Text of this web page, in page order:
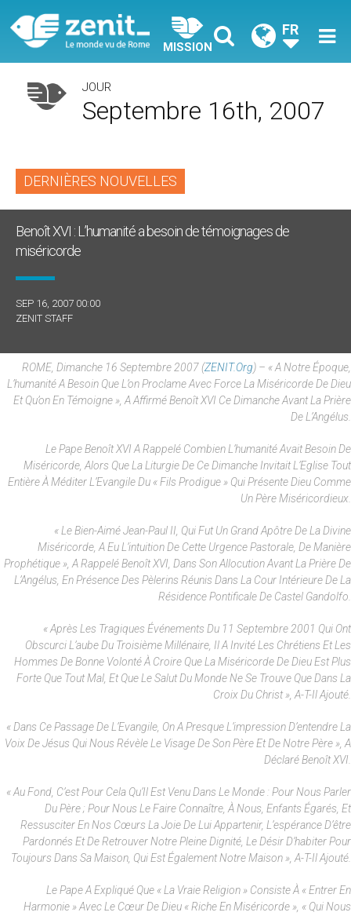
MISSION
FR
JOUR
Septembre 16th, 2007
DERNIÈRES NOUVELLES
Benoît XVI : L’humanité a besoin de témoignages de
miséricorde
SEP 16, 2007 00:00
ZENIT STAFF
ROME, Dimanche 16 Septembre 2007 (ZENIT.org) – « A Notre Époque,
L’humanité A Besoin Que L’on Proclame Avec Force La Miséricorde De Dieu
Et Qu’on En Témoigne », A Affirmé Benoît XVI Ce Dimanche Avant La Prière
De L’Angélus.
Le Pape Benoît XVI A Rappelé Combien L’humanité Avait Besoin De
Miséricorde, Alors Que La Liturgie De Ce Dimanche Invitait L’Eglise Tout
Entière À Méditer L’Evangile Du « Fils Prodigue » Qui Présente Dieu Comme
Un Père Miséricordieux.
« Le Bien-Aimé Jean-Paul II, Qui Fut Un Grand Apôtre De La Divine
Miséricorde, A Eu L’intuition De Cette Urgence Pastorale, De Manière
Prophétique », A Rappelé Benoît XVI, Dans Son Allocution Avant La Prière De
L’Angélus, En Présence Des Pèlerins Réunis Dans La Cour Intérieure De La
Résidence Pontificale De Castel Gandolfo.
« Après Les Tragiques Événements Du 11 Septembre 2001 Qui Ont
Obscurci L’aube Du Troisième Millénaire, Il A Invité Les Chrétiens Et Les
Hommes De Bonne Volonté À Croire Que La Miséricorde De Dieu Est Plus
Forte Que Tout Mal, Et Que Le Salut Du Monde Ne Se Trouve Que Dans La
Croix Du Christ », A-T-Il Ajouté.
« Dans Ce Passage De L’Evangile, On A Presque L’impression D’entendre La
Voix De Jésus Qui Nous Révèle Le Visage De Son Père Et De Notre Père », A
Déclaré Benoît XVI.
« Au Fond, C’est Pour Cela Qu’Il Est Venu Dans Le Monde : Pour Nous Parler
Du Père ; Pour Nous Le Faire Connaître, À Nous, Enfants Égarés, Et
Ressusciter En Nos Cœurs La Joie De Lui Appartenir, L’espérance D’être
Pardonnés Et De Retrouver Notre Pleine Dignité, Le Désir D’habiter Pour
Toujours Dans Sa Maison, Qui Est Également Notre Maison », A-T-Il Ajouté.
Le Pape A Expliqué Que « La Vraie Religion » Consiste À « Entrer En
Harmonie » Avec Le Cœur De Dieu « Riche En Miséricorde », « Qui Nous